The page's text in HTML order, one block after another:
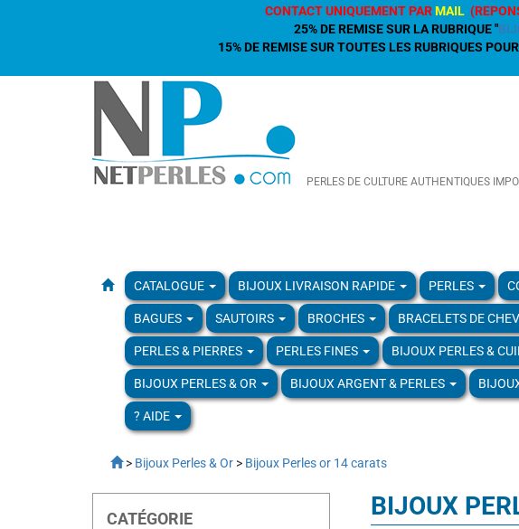
CONTACT UNIQUEMENT PAR MAIL
25% DE REMISE SUR LA RUBRIQUE "
15% DE REMISE SUR TOUTES LES RUBRIQUES
PERLES DE CULTURE AUTHENTIQUES
CATALOGUE BIJOUX LIVRAISON RAPIDE PERLES
BAGUES SAUTOIRS BROCHES BRACELETS DE
PERLES & PIERRES PERLES FINES BIJOUX PERLES &
BIJOUX PERLES & OR BIJOUX ARGENT & PERLES
? AIDE
> Bijoux Perles & Or > Bijoux Perles or 14 carats
CATÉGORIE BIJOUX